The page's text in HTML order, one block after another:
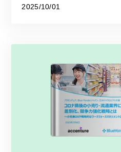
2025/10/01